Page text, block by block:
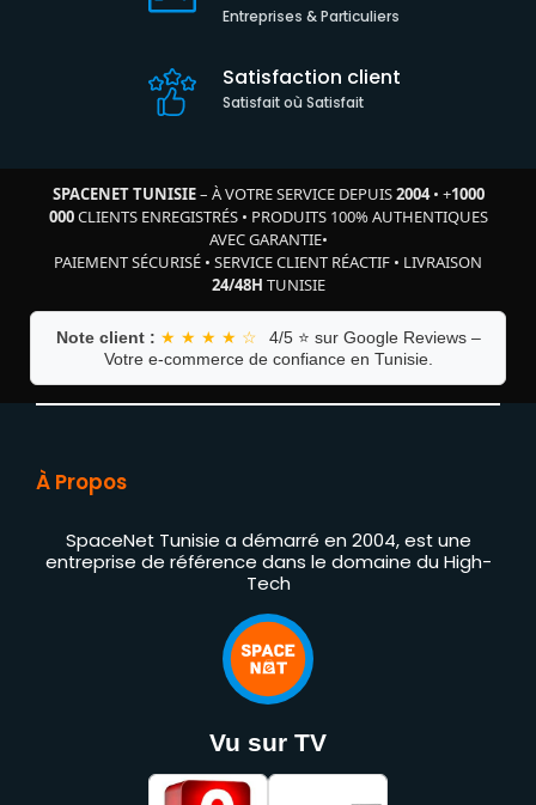
Entreprises & Particuliers
Satisfaction client
Satisfait où Satisfait
SPACENET TUNISIE– À VOTRE SERVICE DEPUIS2004• +1000
000CLIENTS ENREGISTRÉS• PRODUITS 100% AUTHENTIQUES
AVEC GARANTIE•
PAIEMENT SÉCURISÉ • SERVICE CLIENT RÉACTIF • LIVRAISON
24/48H TUNISIE
Note client : ★ ★ ★ ★ ☆
4/5 ⭐ sur Google Reviews –
Votre e-commerce de confiance en Tunisie.
À Propos
SpaceNet Tunisie a démarré en 2004, est une
entreprise de référence dans le domaine du High-
Tech
Vu sur TV